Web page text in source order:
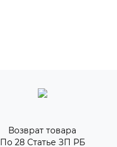
Возврат товара
По 28 Статье ЗП РБ